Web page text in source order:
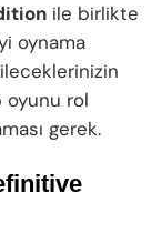
ile birlikte
oynama
rol
gerek.